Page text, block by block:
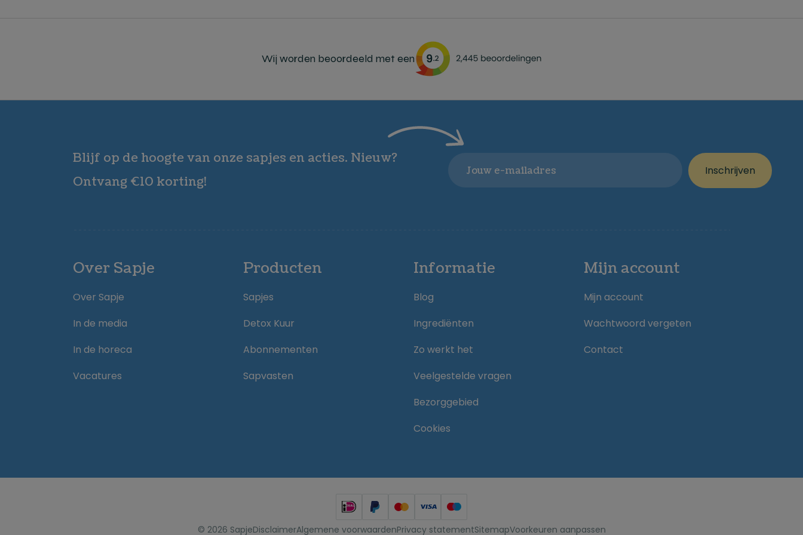
Wij worden beoordeeld met een
Blijf op de hoogte van onze sapjes en acties. Nieuw?
Ontvang €10 korting!
Inschrijven
Over Sapje
Over Sapje
In de media
In de horeca
Vacatures
Producten
Sapjes
Detox Kuur
Abonnementen
Sapvasten
Informatie
Blog
Ingrediënten
Zo werkt het
Veelgestelde vragen
Bezorggebied
Cookies
Mijn account
Mijn account
Wachtwoord vergeten
Contact
© 2026 SapjeDisclaimerAlgemene voorwaardenPrivacy statementSitemapVoorkeuren aanpassen